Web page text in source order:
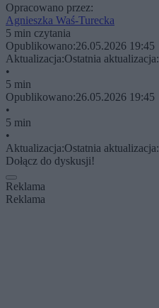
Opracowano przez:
Agnieszka Waś-Turecka
5 min czytania
Opublikowano:26.05.2026 19:45
Aktualizacja:Ostatnia aktualizacja:
•
5 min
Opublikowano:26.05.2026 19:45
•
5 min
•
Aktualizacja:Ostatnia aktualizacja:
Dołącz do dyskusji!
Reklama
Reklama